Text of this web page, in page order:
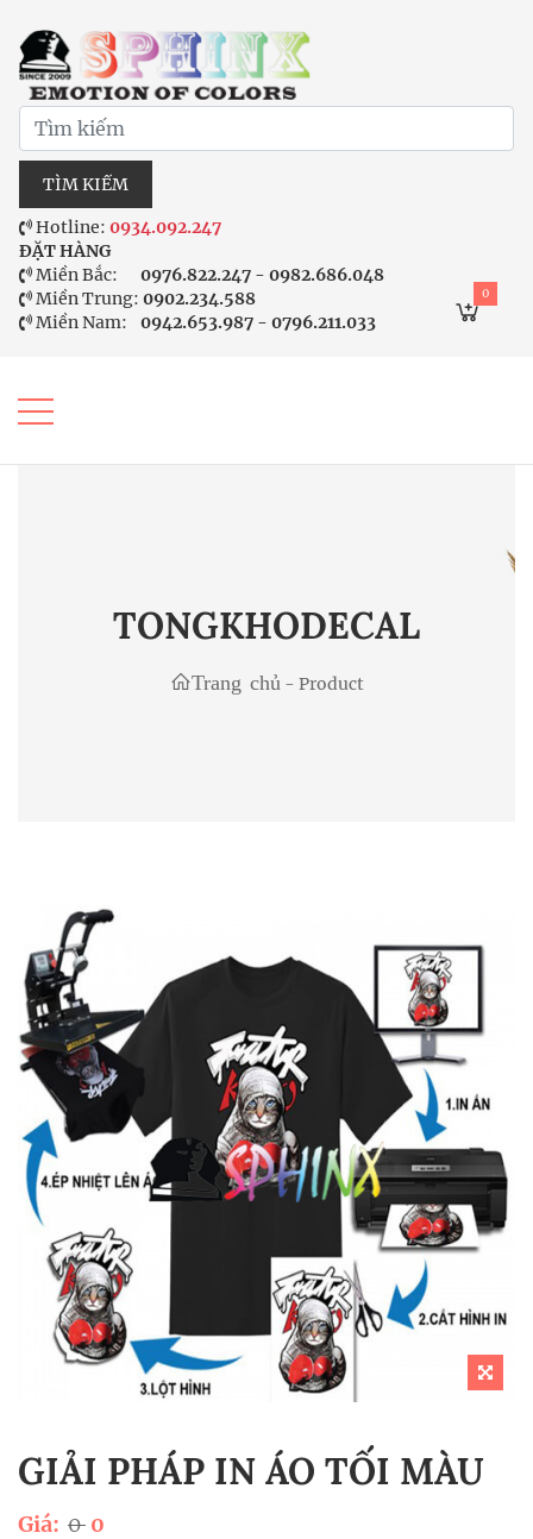
TÌM KIẾM
Hotline: 0934.092.247
ĐẶT HÀNG
Miền Bắc:
0976.822.247 - 0982.686.048
Miền Trung: 0902.234.588
Miền Nam:
0942.653.987 - 0796.211.033
0
TONGKHODECAL
Trang chủ - Product
GIẢI PHÁP IN ÁO TỐI MÀU
Giá: 0 0